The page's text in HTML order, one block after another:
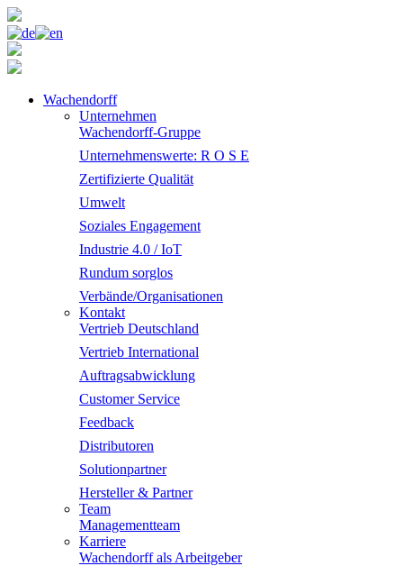
Wachendorff
Unternehmen
Wachendorff-Gruppe
Unternehmenswerte: R O S E
Zertifizierte Qualität
Umwelt
Soziales Engagement
Industrie 4.0 / IoT
Rundum sorglos
Verbände/Organisationen
Kontakt
Vertrieb Deutschland
Vertrieb International
Auftragsabwicklung
Customer Service
Feedback
Distributoren
Solutionpartner
Hersteller & Partner
Team
Managementteam
Karriere
Wachendorff als Arbeitgeber